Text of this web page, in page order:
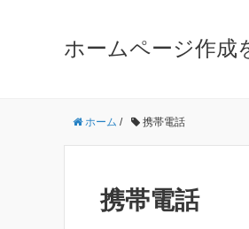
ホームページ作成
ホーム / 携帯電話
携帯電話